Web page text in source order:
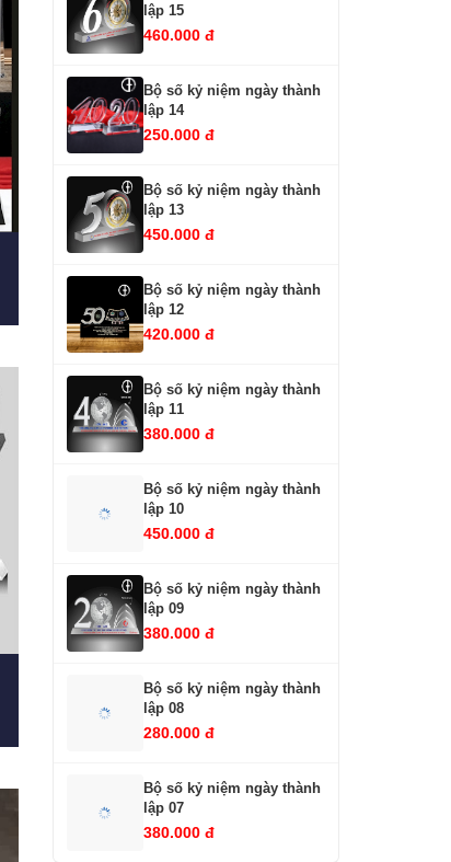
lập 15
460.000 đ
Bộ số kỷ niệm ngày thành
lập 14
250.000 đ
Bộ số kỷ niệm ngày thành
lập 13
450.000 đ
Bộ số kỷ niệm ngày thành
lập 12
420.000 đ
Bộ số kỷ niệm ngày thành
lập 11
380.000 đ
Bộ số kỷ niệm ngày thành
lập 10
450.000 đ
Bộ số kỷ niệm ngày thành
lập 09
380.000 đ
Bộ số kỷ niệm ngày thành
lập 08
280.000 đ
Bộ số kỷ niệm ngày thành
lập 07
380.000 đ